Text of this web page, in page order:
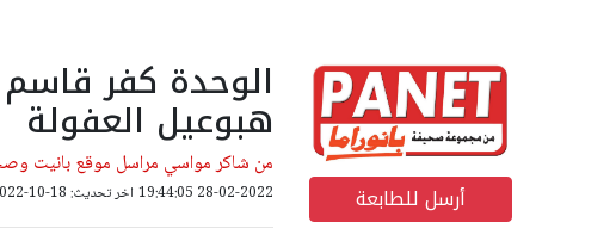
أرسل للطابعة
الوحدة كفر
هبوعيل العفولة
من شاكر مواسي مراسل موقع بانيت
28-02-2022 19:44:05 اخر تحديث: 18-10-2022 08:50:06